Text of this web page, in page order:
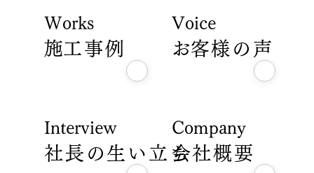
Works
​施工事例
Voice
​お客様の声
Interview
社長の生い立ち
Company
会社概要